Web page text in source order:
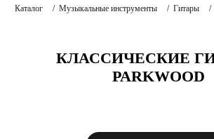
Каталог / Музыкальные инструменты / Гитары /
КЛАССИЧЕСКИЕ
PARKWOOD